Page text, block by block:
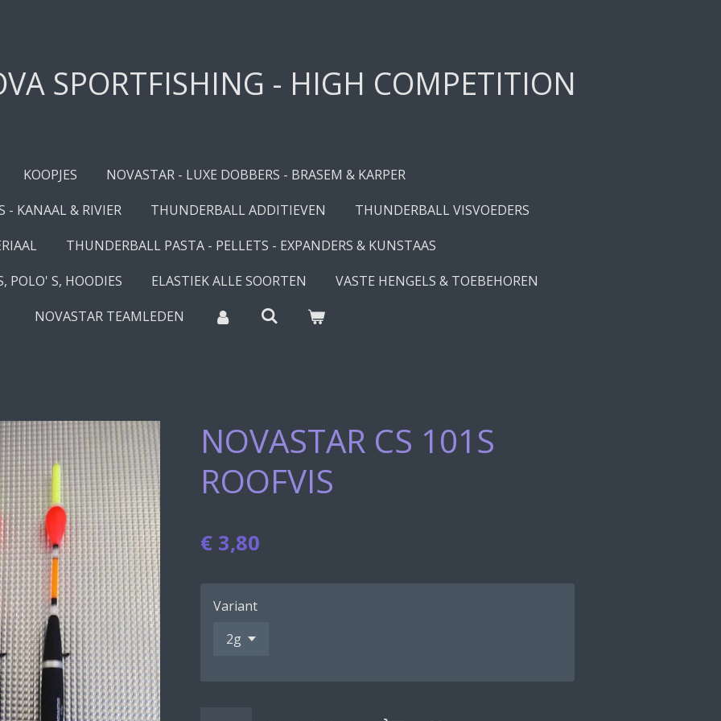
SPORTFISHING - HIGH COMPETITION
KOOPJES
NOVASTAR - LUXE DOBBERS - BRASEM & KARPER
- KANAAL & RIVIER
THUNDERBALL ADDITIEVEN
THUNDERBALL VISVOEDERS
THUNDERBALL PASTA - PELLETS - EXPANDERS & KUNSTAAS
POLO' S, HOODIES
ELASTIEK ALLE SOORTEN
VASTE HENGELS & TOEBEHOREN
NOVASTAR TEAMLEDEN
NOVASTAR CS 101S
ROOFVIS
€ 3,80
Variant